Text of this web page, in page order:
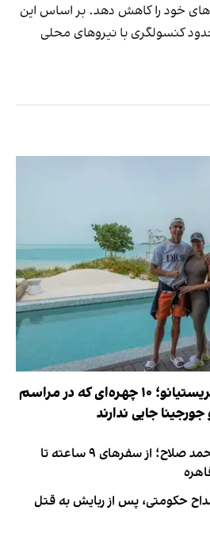
خود را کاهش دهد. بر اساس این
کنسولگری با نیروهای محلی
لیست ممنوعه کریستیانو؛ ۱۰ چهره‌ای که در مراسم
جایی ندارند
روایت فداکاری‌های محمد صلاح؛ از سفرهای ۹ ساعته تا
حکومتی، پس از ربایش به قتل